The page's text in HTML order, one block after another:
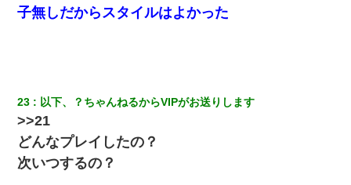
嫁に不倫されたから嫁と不倫相手に1000万の慰謝料請求した
小学生の妹が20代の弟とチューしてるのに、見て見ぬふりの親を
見てから実家を出た。それから15年、妹が弟の子を妊娠したらし
くもう堕胎できない月なんだと母から連絡がきた…｜生活｜ワロ
タあんてな
友人「酒の勢いで女先輩をホテルに連れ込んだｗｗｗｗｗ」俺
子無しだからスタイルはよかった
23 以下、？ちゃんねるからVIPがお送りします
>>21
どんなプレイしたの？
次いつするの？